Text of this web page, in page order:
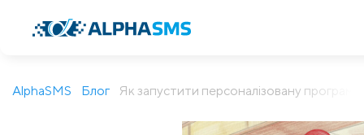
AlphaSMS Блог Як запустити персоналізовану